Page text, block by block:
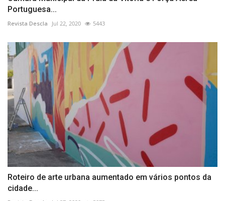
Portuguesa...
Revista Descla Jul 22, 2020 5443
Roteiro de arte urbana aumentado em vários pontos da
cidade...